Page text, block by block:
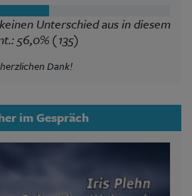
Unterschied aus in diesem
56,0% (135)
Dank!
im Gespräch